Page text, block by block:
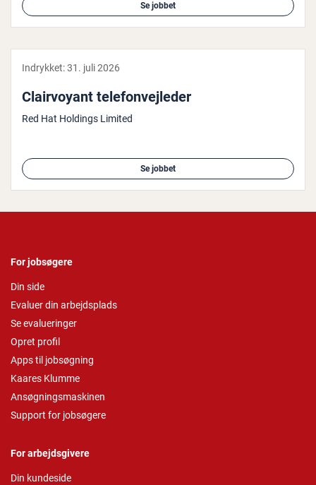
Se jobbet
Indrykket:31. juli 2026
Clair­voy­ant te­le­fon­vej­le­der
Red Hat Holdings Limited
Se jobbet
For jobsøgere
Din side
Evaluer din arbejdsplads
Se evalueringer
Opret profil
Apps til jobsøgning
Kaares Klumme
Ansøgningsmaskinen
Support for jobsøgere
For arbejdsgivere
Din kundeside